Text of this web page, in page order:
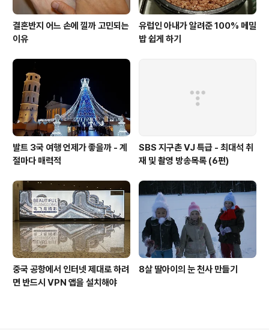
결혼반지 어느 손에 낄까 고민되는
이유
유럽인 아내가 알려준 100% 메밀
밥 쉽게 하기
발트 3국 여행 언제가 좋을까 - 계
절마다 매력적
SBS 지구촌 VJ 특급 - 최대석 취
재 및 촬영 방송목록 (6편)
중국 공항에서 인터넷 제대로 하려
면 반드시 VPN 앱을 설치해야
8살 딸아이의 눈 천사 만들기